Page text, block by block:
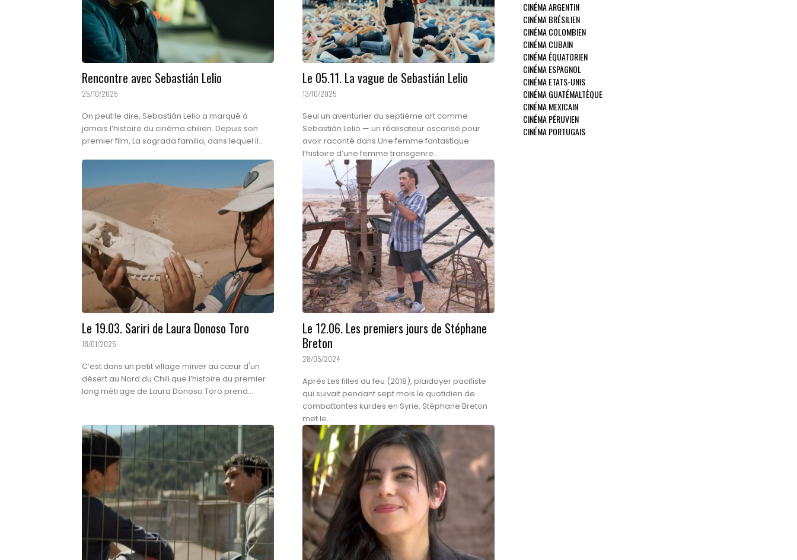
Rencontre avec Sebastián Lelio
25/10/2025
On peut le dire, Sebastián Lelio a marqué à
jamais l’histoire du cinéma chilien. Depuis son
premier film, La sagrada familia, dans lequel il...
Le 05.11. La vague de Sebastián Lelio
13/10/2025
Seul un aventurier du septième art comme
Sebastián Lelio — un réalisateur oscarisé pour
avoir raconté dans Une femme fantastique
l’histoire d’une femme transgenre...
Le 19.03. Sariri de Laura Donoso Toro
18/01/2025
C’est dans un petit village minier au cœur d'un
désert au Nord du Chili que l’histoire du premier
long métrage de Laura Donoso Toro prend...
Le 12.06. Les premiers jours de Stéphane
Breton
28/05/2024
Après Les filles du feu (2018), plaidoyer pacifiste
qui suivait pendant sept mois le quotidien de
combattantes kurdes en Syrie, Stéphane Breton
met le...
CINÉMA ARGENTIN
CINÉMA BRÉSILIEN
CINÉMA COLOMBIEN
CINÉMA CUBAIN
CINÉMA ÉQUATORIEN
CINÉMA ESPAGNOL
CINÉMA ETATS-UNIS
CINÉMA GUATÉMALTÈQUE
CINÉMA MEXICAIN
CINÉMA PÉRUVIEN
CINÉMA PORTUGAIS